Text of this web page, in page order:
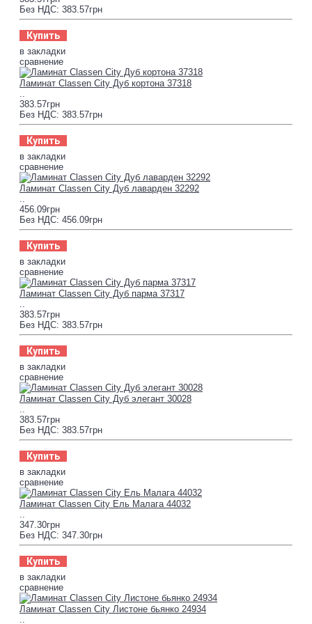
Без НДС: 383.57грн
Купить
в закладки
сравнение
Ламинат Classen City Дуб кортона 37318
383.57грн
Без НДС: 383.57грн
Купить
в закладки
сравнение
Ламинат Classen City Дуб лаварден 32292
456.09грн
Без НДС: 456.09грн
Купить
в закладки
сравнение
Ламинат Classen City Дуб парма 37317
383.57грн
Без НДС: 383.57грн
Купить
в закладки
сравнение
Ламинат Classen City Дуб элегант 30028
383.57грн
Без НДС: 383.57грн
Купить
в закладки
сравнение
Ламинат Classen City Ель Малага 44032
347.30грн
Без НДС: 347.30грн
Купить
в закладки
сравнение
Ламинат Classen City Листоне бьянко 24934